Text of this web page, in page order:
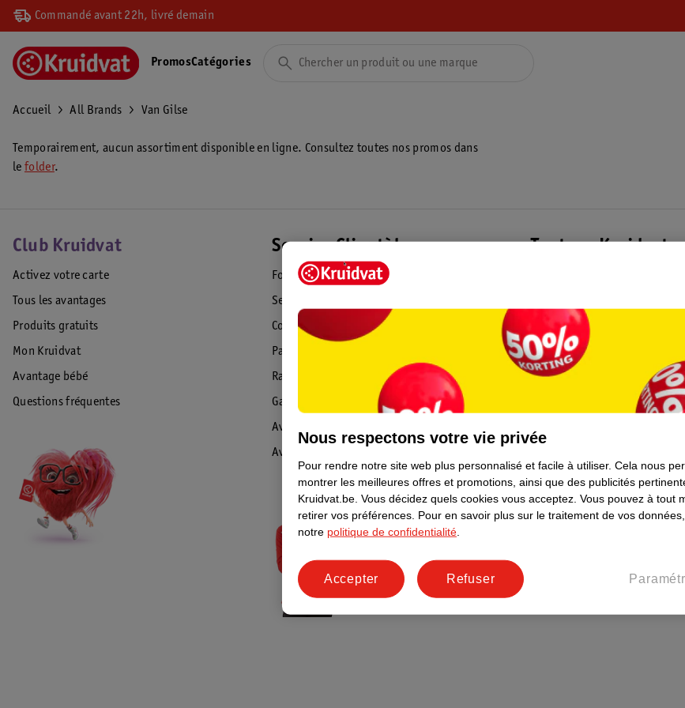
Commandé avant 22h, livré demain
PromosCatégories
Accueil All Brands Van Gilse
Temporairement, aucun assortiment disponible en ligne. Consultez toutes nos promos dans
le folder.
Club Kruidvat
Activez votre carte
Tous les avantages
Produits gratuits
Mon Kruidvat
Avantage bébé
Questions fréquentes
Service Clientèle
Foire aux questions
Service Clientèle
Commande & Livraison
Paiement
Rappel & Retour
Garantie
Avis de sécurité
Avis
Tout sur Kruidvat
Formule commerciale
Coordonnées de l’entreprise
Plus durable
Nous respectons votre vie privée
Pour rendre notre site web plus personnalisé et facile à utiliser. Cela nous
montrer les meilleures offres et promotions, ainsi que des publicités
Kruidvat.be. Vous décidez quels cookies vous acceptez. Vous pouvez à tout
retirer vos préférences. Pour en savoir plus sur le traitement de vos
notre politique de confidentialité
Refuser
Accepter